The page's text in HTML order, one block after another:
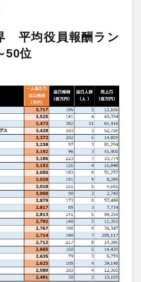
平均役員報酬ラン
50位